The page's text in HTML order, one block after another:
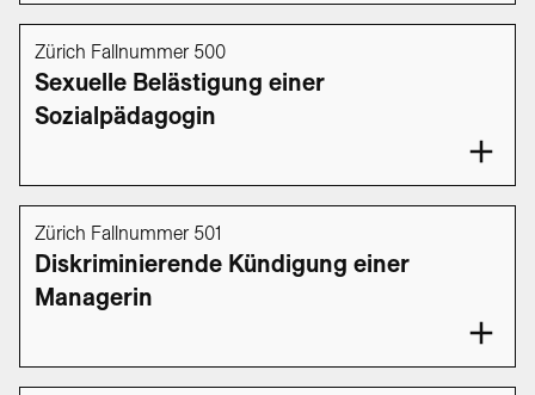
Zürich Fallnummer 500
Sexuelle Belästigung einer
Sozialpädagogin
Zürich Fallnummer 501
Diskriminierende Kündigung einer
Managerin